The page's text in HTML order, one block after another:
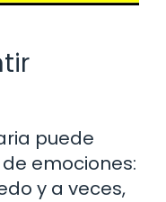
puede
emociones:
y a veces,